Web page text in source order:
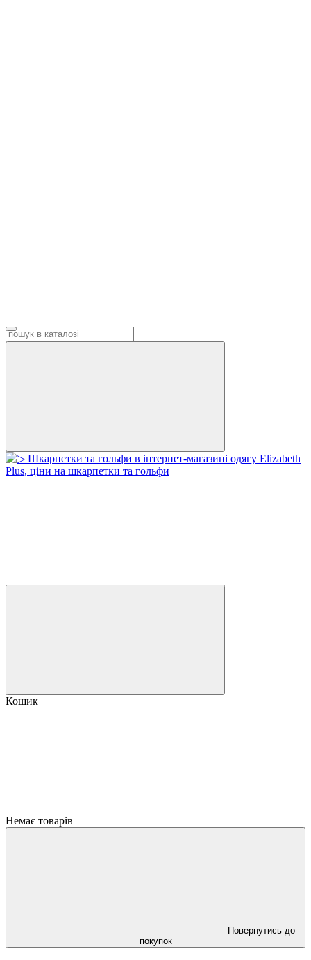
Кошик
Немає товарів
Повернутись до
покупок